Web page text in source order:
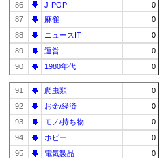
86 J-POP
0
87
麻雀
0
88
ニュースIT
0
89
運営
0
90
1980年代 0
91 爬虫類
0
92
お金/経済
0
93
モノ/持ち物
0
94
ホビー
0
95
電気製品 0